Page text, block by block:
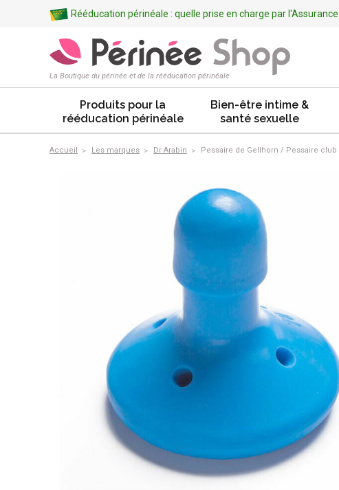
Rééducation périnéale : quelle prise en charge par
La Boutique du périnée et de la rééducation périnéale
Produits pour la
rééducation périnéale
Bien-être intime &
santé sexuelle
Accueil Les marques Dr Arabin Pessaire de Gellhorn / Pessaire club